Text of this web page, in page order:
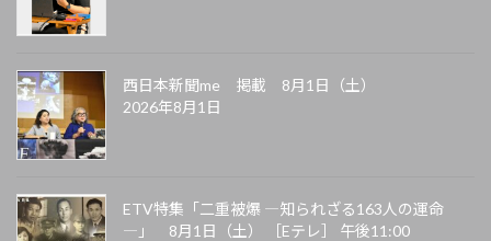
西日本新聞me 掲載 8月1日（土）
2026年8月1日
ETV特集「二重被爆 ―知られざる163人の運命
―」 8月1日（土） ［Eテレ］ 午後11:00